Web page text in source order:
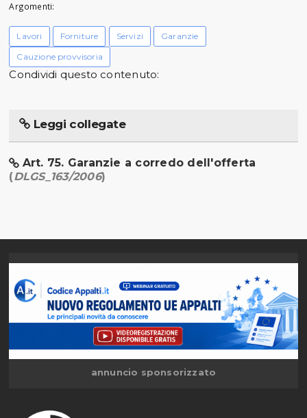
Argomenti:
Lavori Forniture Servizi
Garanzie
Cauzione provvisoria
Condividi questo contenuto:
Leggi collegate
Art. 75. Garanzie a corredo dell'offerta
(DLGS_163/2006)
annuncio sponsorizzato